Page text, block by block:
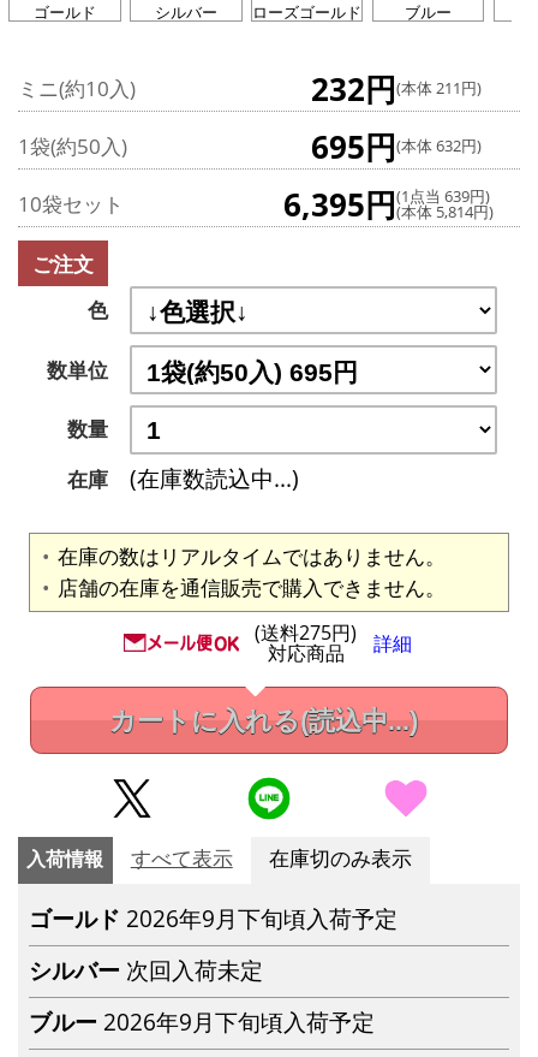
ゴールド シルバー ローズゴールド ブルー
ミニ(約10入) 232円(本体 211円)
1袋(約50入) 695円(本体 632円)
10袋セット 6,395円(1点当 639円)
(本体 5,814円)
ご注文
色
数単位
数量
在庫
(在庫数読込中...)
在庫の数はリアルタイムではありません。
店舗の在庫を通信販売で購入できません。
(送料275円)
対応商品 詳細
カートに入れる(読込中...)
入荷情報 すべて表示 在庫切のみ表示
ゴールド 2026年9月下旬頃入荷予定
シルバー 次回入荷未定
ブルー 2026年9月下旬頃入荷予定